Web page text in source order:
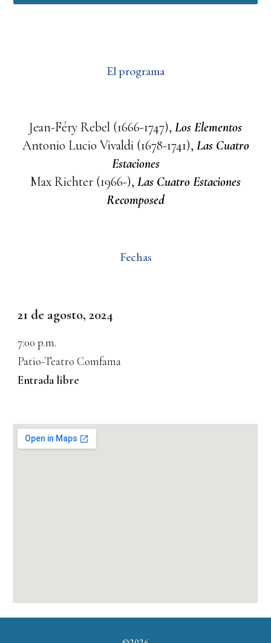
El programa
Jean-Féry Rebel (1666-1747), Los Elementos
Antonio Lucio Vivaldi (1678-1741), Las Cuatro
Estaciones
Max Richter (1966-), Las Cuatro Estaciones
Recomposed
Fechas
21 de agosto, 2024
7:00 p.m.
Patio-Teatro Comfama
Entrada libre